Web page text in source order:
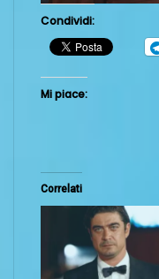
Condividi:
Mi piace:
Correlati